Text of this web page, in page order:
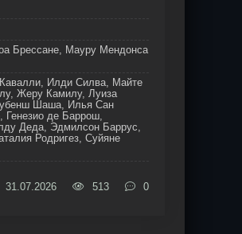
Брессане, Мауру Мендонса
Илди Силва, Майте
Жеру Камилу, Луиза
Шаша, Илья Сан
Генезио де Баррош,
Деда, Эдмилсон Баррус,
Родригез, Суйяне
31.07.2026 513 0